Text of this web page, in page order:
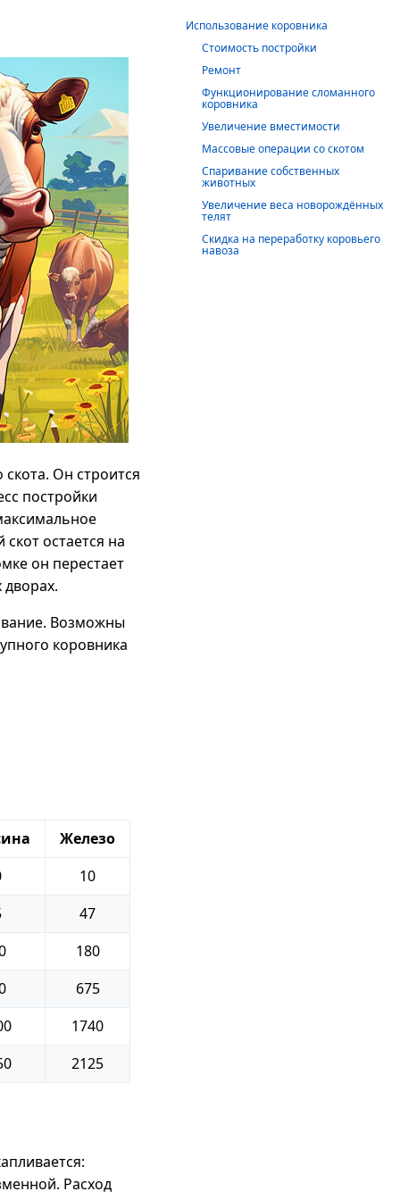
Он строится
постройки
остается на
он перестает
Возможны
коровника
Железо
10
47
180
675
1740
2125
Расход
Использование коровника
Стоимость постройки
Ремонт
Функционирование сломанного
коровника
Увеличение вместимости
Массовые операции со скотом
Спаривание собственных
животных
Увеличение веса новорождённых
телят
Скидка на переработку коровьего
навоза